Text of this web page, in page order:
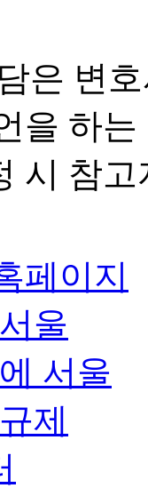
페이지
울
서울
제